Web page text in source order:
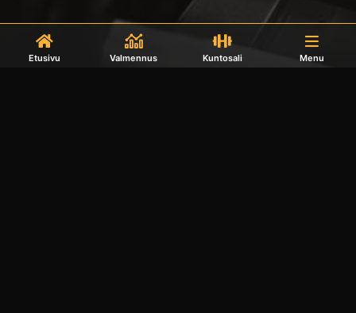
Etusivu Valmennus Kuntosali Menu